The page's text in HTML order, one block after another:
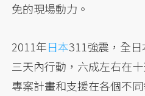
免的現場動力。
2011年日本311強震，全日
三天內行動，六成左右在
專案計畫和支援在各個不